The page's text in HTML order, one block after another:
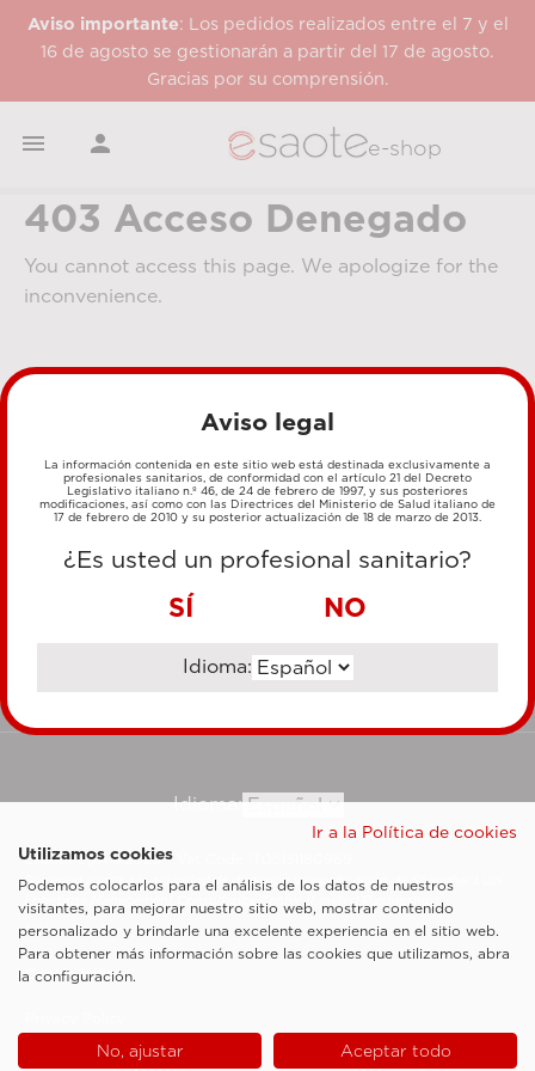
Aviso importante: Los pedidos realizados entre el 7 y el
16 de agosto se gestionarán a partir del 17 de agosto.
Gracias por su comprensión.
  e-shop
403 Acceso Denegado
You cannot access this page. We apologize for the
inconvenience.
MÉTODOS DE PAGO
TRANSFERENCIA BANCARIA
Idioma:
Esaote SpA ©2026 - Vat Code IT05131180969
Sociedad sujeta a la actividad de dirección y coordinación de Shanghai Luzi
Enterprise Management Consultancy Center (Limited Partnership)
Notas legales
Cookie Policy
Aviso legal
La información contenida en este sitio web está destinada exclusivamente a
profesionales sanitarios, de conformidad con el artículo 21 del Decreto
Legislativo italiano n.º 46, de 24 de febrero de 1997, y sus posteriores
modificaciones, así como con las Directrices del Ministerio de Salud italiano de
17 de febrero de 2010 y su posterior actualización de 18 de marzo de 2013.
¿Es usted un profesional sanitario?
SÍ NO
Idioma:
Ir a la Política de cookies
Utilizamos cookies
Podemos colocarlos para el análisis de los datos de nuestros
visitantes, para mejorar nuestro sitio web, mostrar contenido
personalizado y brindarle una excelente experiencia en el sitio web.
Para obtener más información sobre las cookies que utilizamos, abra
la configuración.
No, ajustar Aceptar todo